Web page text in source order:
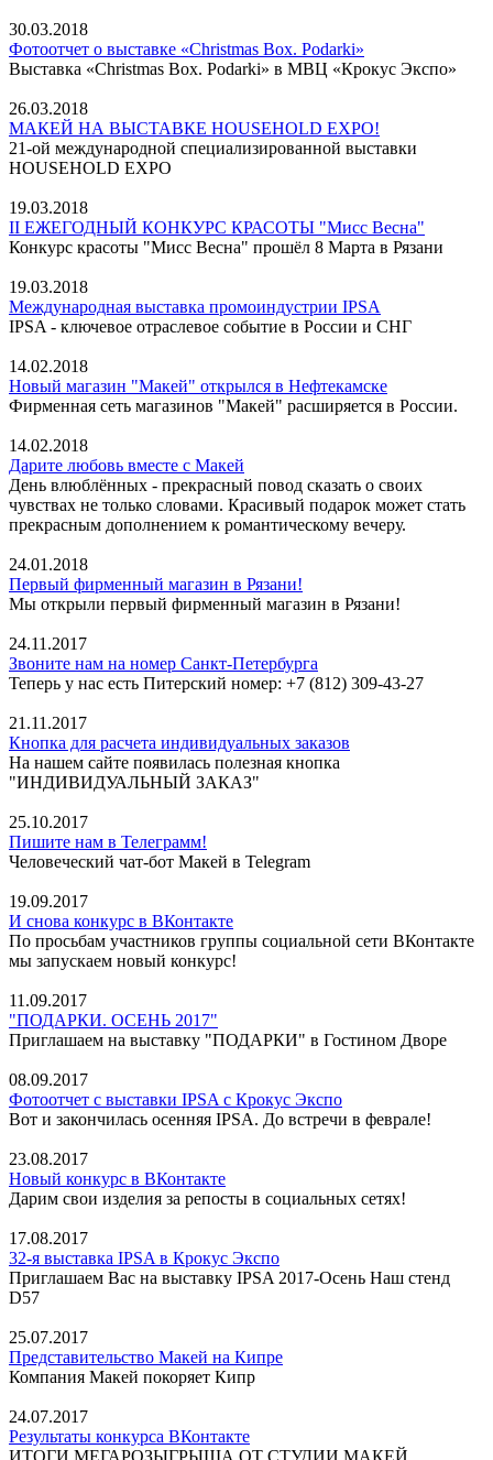
30.03.2018
Фотоотчет о выставке «Christmas Box. Podarki»
Выставка «Christmas Box. Podarki» в МВЦ «Крокус Экспо»
26.03.2018
МАКЕЙ НА ВЫСТАВКЕ HOUSEHOLD EXPO!
21-ой международной специализированной выставки
HOUSEHOLD EXPO
19.03.2018
II ЕЖЕГОДНЫЙ КОНКУРС КРАСОТЫ "Мисс Весна"
Конкурс красоты "Мисс Весна" прошёл 8 Марта в Рязани
19.03.2018
Международная выставка промоиндустрии IPSA
IPSA - ключевое отраслевое событие в России и СНГ
14.02.2018
Новый магазин "Макей" открылся в Нефтекамске
Фирменная сеть магазинов "Макей" расширяется в России.
14.02.2018
Дарите любовь вместе с Макей
День влюблённых - прекрасный повод сказать о своих
чувствах не только словами. Красивый подарок может стать
прекрасным дополнением к романтическому вечеру.
24.01.2018
Первый фирменный магазин в Рязани!
Мы открыли первый фирменный магазин в Рязани!
24.11.2017
Звоните нам на номер Санкт-Петербурга
Теперь у нас есть Питерский номер: +7 (812) 309-43-27
21.11.2017
Кнопка для расчета индивидуальных заказов
На нашем сайте появилась полезная кнопка
"ИНДИВИДУАЛЬНЫЙ ЗАКАЗ"
25.10.2017
Пишите нам в Телеграмм!
Человеческий чат-бот Макей в Telegram
19.09.2017
И снова конкурс в ВКонтакте
По просьбам участников группы социальной сети ВКонтакте
мы запускаем новый конкурс!
11.09.2017
"ПОДАРКИ. ОСЕНЬ 2017"
Приглашаем на выставку "ПОДАРКИ" в Гостином Дворе
08.09.2017
Фотоотчет с выставки IPSA с Крокус Экспо
Вот и закончилась осенняя IPSA. До встречи в феврале!
23.08.2017
Новый конкурс в ВКонтакте
Дарим свои изделия за репосты в социальных сетях!
17.08.2017
32-я выставка IPSA в Крокус Экспо
Приглашаем Вас на выставку IPSA 2017-Осень Наш стенд
D57
25.07.2017
Представительство Макей на Кипре
Компания Макей покоряет Кипр
24.07.2017
Результаты конкурса ВКонтакте
ИТОГИ МЕГАРОЗЫГРЫША ОТ СТУДИИ МАКЕЙ